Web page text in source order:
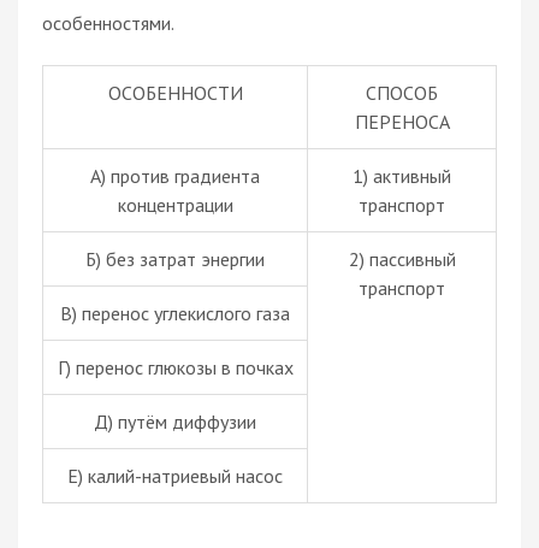
особенностями.
ОСОБЕННОСТИ
СПОСОБ
ПЕРЕНОСА
А) против градиента
концентрации
1) активный
транспорт
Б) без затрат энергии
2) пассивный
транспорт
В) перенос углекислого газа
Г) перенос глюкозы в почках
Д) путём диффузии
Е) калий-натриевый насос